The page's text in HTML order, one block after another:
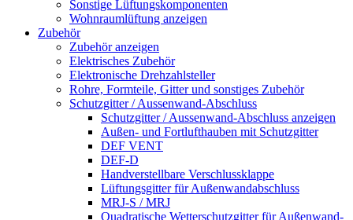
Sonstige Lüftungskomponenten
Wohnraumlüftung anzeigen
Zubehör
Zubehör anzeigen
Elektrisches Zubehör
Elektronische Drehzahlsteller
Rohre, Formteile, Gitter und sonstiges Zubehör
Schutzgitter / Aussenwand-Abschluss
Schutzgitter / Aussenwand-Abschluss anzeigen
Außen- und Fortlufthauben mit Schutzgitter
DEF VENT
DEF-D
Handverstellbare Verschlussklappe
Lüftungsgitter für Außenwandabschluss
MRJ-S / MRJ
Quadratische Wetterschutzgitter für Außenwand-